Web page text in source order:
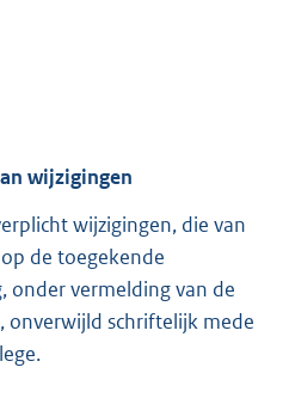
wijzigingen
wijzigingen, die van
de toegekende
onder vermelding van de
onverwijld schriftelijk mede